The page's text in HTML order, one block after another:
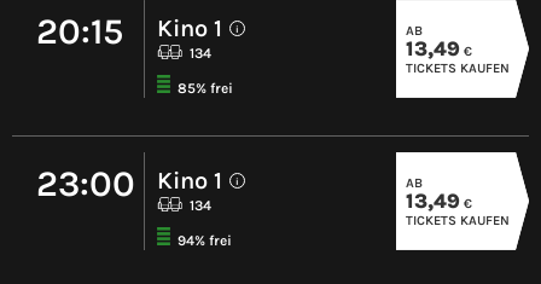
20:15 Kino 1 i
134
85% frei
AB
13,49 €
TICKETS KAUFEN
23:00 Kino 1 i
134
94% frei
AB
13,49 €
TICKETS KAUFEN